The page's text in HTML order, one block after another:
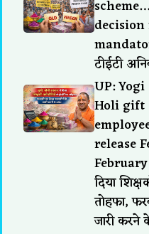
टीईटी
UP:
Holi gift
release
February
दिया
तोहफा,
जारी